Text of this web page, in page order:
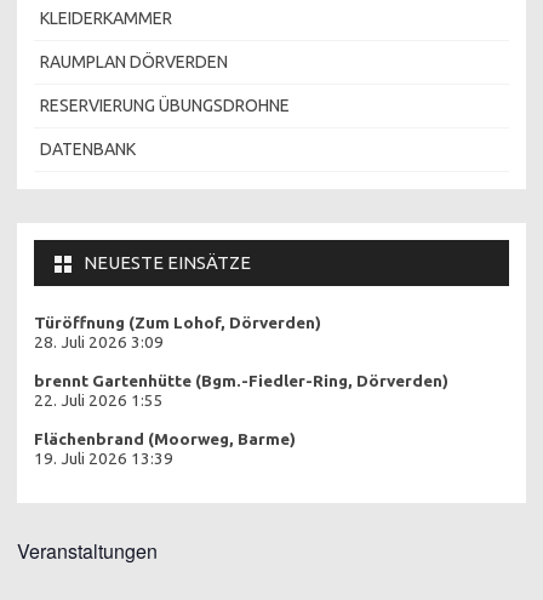
KLEIDERKAMMER
RAUMPLAN DÖRVERDEN
RESERVIERUNG ÜBUNGSDROHNE
DATENBANK
NEUESTE EINSÄTZE
Türöffnung (Zum Lohof, Dörverden)
28. Juli 2026 3:09
brennt Gartenhütte (Bgm.-Fiedler-Ring, Dörverden)
22. Juli 2026 1:55
Flächenbrand (Moorweg, Barme)
19. Juli 2026 13:39
Veranstaltungen